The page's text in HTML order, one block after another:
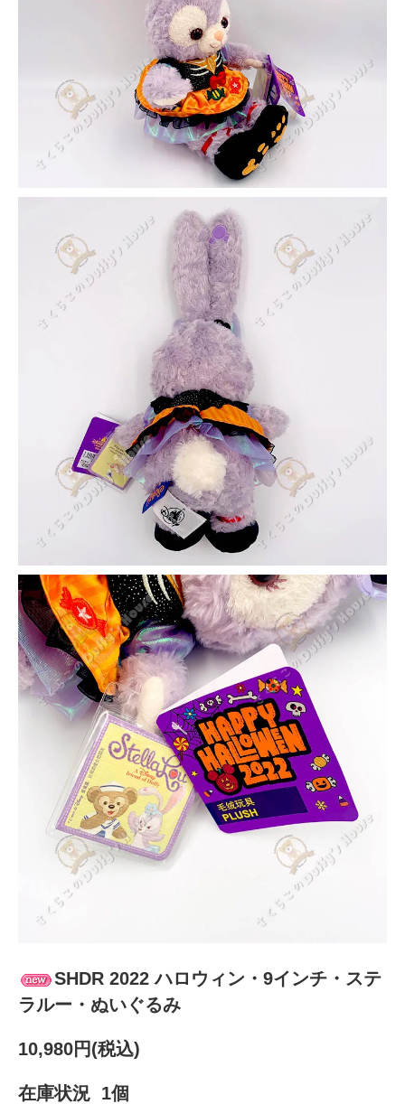
SHDR 2022 ハロウィン・9インチ・ステ
ラルー・ぬいぐるみ
10,980円(税込)
在庫状況 1個